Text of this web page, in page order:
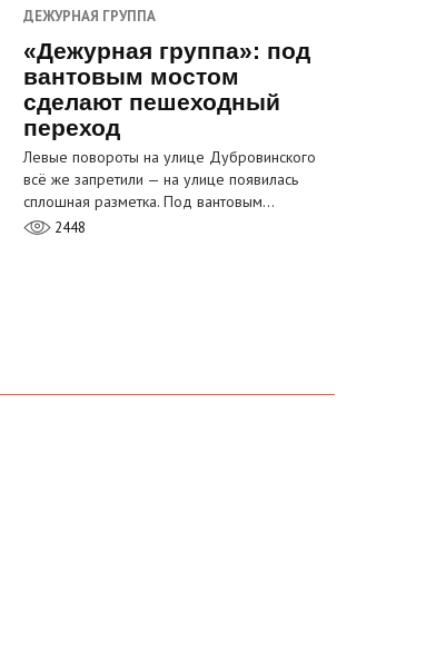
ДЕЖУРНАЯ ГРУППА
«Дежурная группа»: под
вантовым мостом
сделают пешеходный
переход
Левые повороты на улице Дубровинского
всё же запретили — на улице появилась
сплошная разметка. Под вантовым…
2448